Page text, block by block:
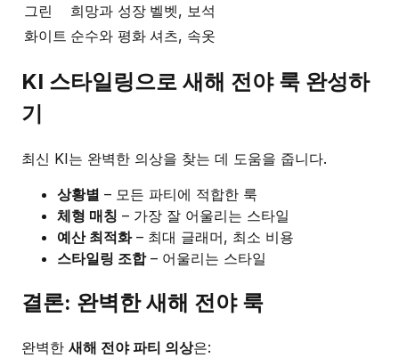
그린
희망과 성장 벨벳, 보석
화이트 순수와 평화 셔츠, 속옷
KI 스타일링으로 새해 전야 룩 완성하
기
최신 KI는 완벽한 의상을 찾는 데 도움을 줍니다.
상황별 – 모든 파티에 적합한 룩
체형 매칭 – 가장 잘 어울리는 스타일
예산 최적화– 최대 글래머, 최소 비용
스타일링 조합– 어울리는 스타일
결론: 완벽한 새해 전야 룩
완벽한 새해 전야 파티 의상은: